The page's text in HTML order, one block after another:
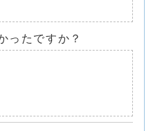
ったですか？